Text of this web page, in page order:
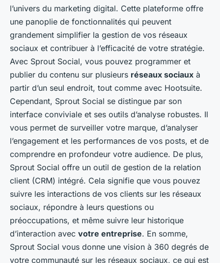
l’univers du marketing digital. Cette plateforme offre
une panoplie de fonctionnalités qui peuvent
grandement simplifier la gestion de vos réseaux
sociaux et contribuer à l’efficacité de votre stratégie.
Avec Sprout Social, vous pouvez programmer et
publier du contenu sur plusieurs réseaux sociaux à
partir d’un seul endroit, tout comme avec Hootsuite.
Cependant, Sprout Social se distingue par son
interface conviviale et ses outils d’analyse robustes. Il
vous permet de surveiller votre marque, d’analyser
l’engagement et les performances de vos posts, et de
comprendre en profondeur votre audience. De plus,
Sprout Social offre un outil de gestion de la relation
client (CRM) intégré. Cela signifie que vous pouvez
suivre les interactions de vos clients sur les réseaux
sociaux, répondre à leurs questions ou
préoccupations, et même suivre leur historique
d’interaction avec votre entreprise. En somme,
Sprout Social vous donne une vision à 360 degrés de
votre communauté sur les réseaux sociaux, ce qui est